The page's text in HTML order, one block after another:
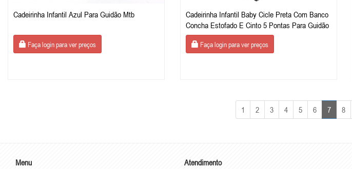
Cadeirinha Infantil Azul Para Guidão Mtb
Faça login para ver preços
Cadeirinha Infantil Baby Cicle Preta Com Banco
Concha Estofado E Cinto 5 Pontas Para Guidão
Faça login para ver preços
1 2 3 4 5 6 7 8
Menu
Atendimento